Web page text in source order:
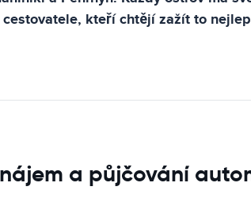
kteří chtějí zažít to
a půjčování